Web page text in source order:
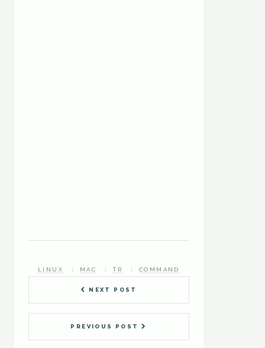
NEXT POST
PREVIOUS POST
LINUX MAC TR COMMAND